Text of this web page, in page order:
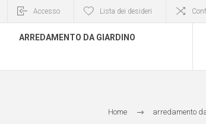
Accesso Lista dei desideri
ARREDAMENTO DA GIARDINO
Home arredamento